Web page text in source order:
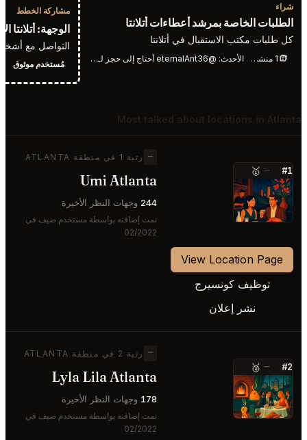
شراء
الطلبات الخاصة بمرشد أعطاءات أتلانتا
كل طلبات مكتب الاستقبال في أتلانتا
1 منشور هذا الأسبوع الأحدث: @eternalAnt36 أحتاج إلى حجز لـ 3 أشخاص لـ The Modern يوم الجمعة 9 سبتمبر
مشاركة الخطط
الوجهة: أتلانتا
التواصل مع
مُستخدم موثوق
#1
—
🥇
⭐
— رتبة 1 في منطقة ATLANTA
Umi Atlanta
244 وجهات النظر الأخيرة
تمت إضافته بواسطة مستخدم ضيف في
02/2022
View Location Page
توظيف كونسيرج
نشر إعلان
#2
—
🥈
⭐
— رتبة 2 في منطقة ATLANTA
Lyla Lila Atlanta
178 وجهات النظر الأخيرة
تمت إضافته بواسطة مستخدم ضيف في
02/2022